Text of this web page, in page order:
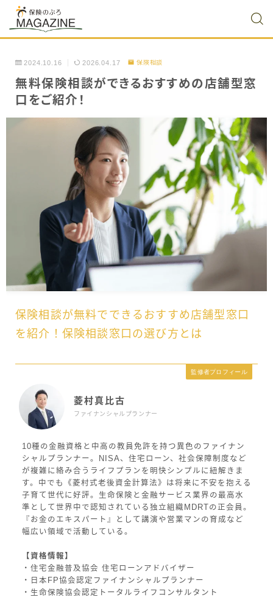
2024.10.16 2026.04.17 保険相談
無料保険相談ができるおすすめの店舗型窓
口をご紹介！
保険相談が無料でできるおすすめ店舗型窓口
を紹介！保険相談窓口の選び方とは
監修者プロフィール
菱村真比古
ファイナンシャルプランナー
10種の金融資格と中高の教員免許を持つ異色のファイナン
シャルプランナー。NISA、住宅ローン、社会保障制度など
が複雑に絡み合うライフプランを明快シンプルに紐解きま
す。中でも《菱村式老後資金計算法》は将来に不安を抱える
子育て世代に好評。生命保険と金融サービス業界の最高水
準として世界中で認知されている独立組織MDRTの正会員。
『お金のエキスパート』として講演や営業マンの育成など
幅広い領域で活動している。
【資格情報】
・住宅金融普及協会 住宅ローンアドバイザー
・日本FP協会認定ファイナンシャルプランナー
・生命保険協会認定トータルライフコンサルタント